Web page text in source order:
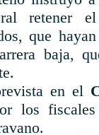
retener
que
baja,
en el
los